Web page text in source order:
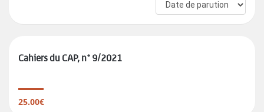
Cahiers du CAP, n° 9/2021
25.00€